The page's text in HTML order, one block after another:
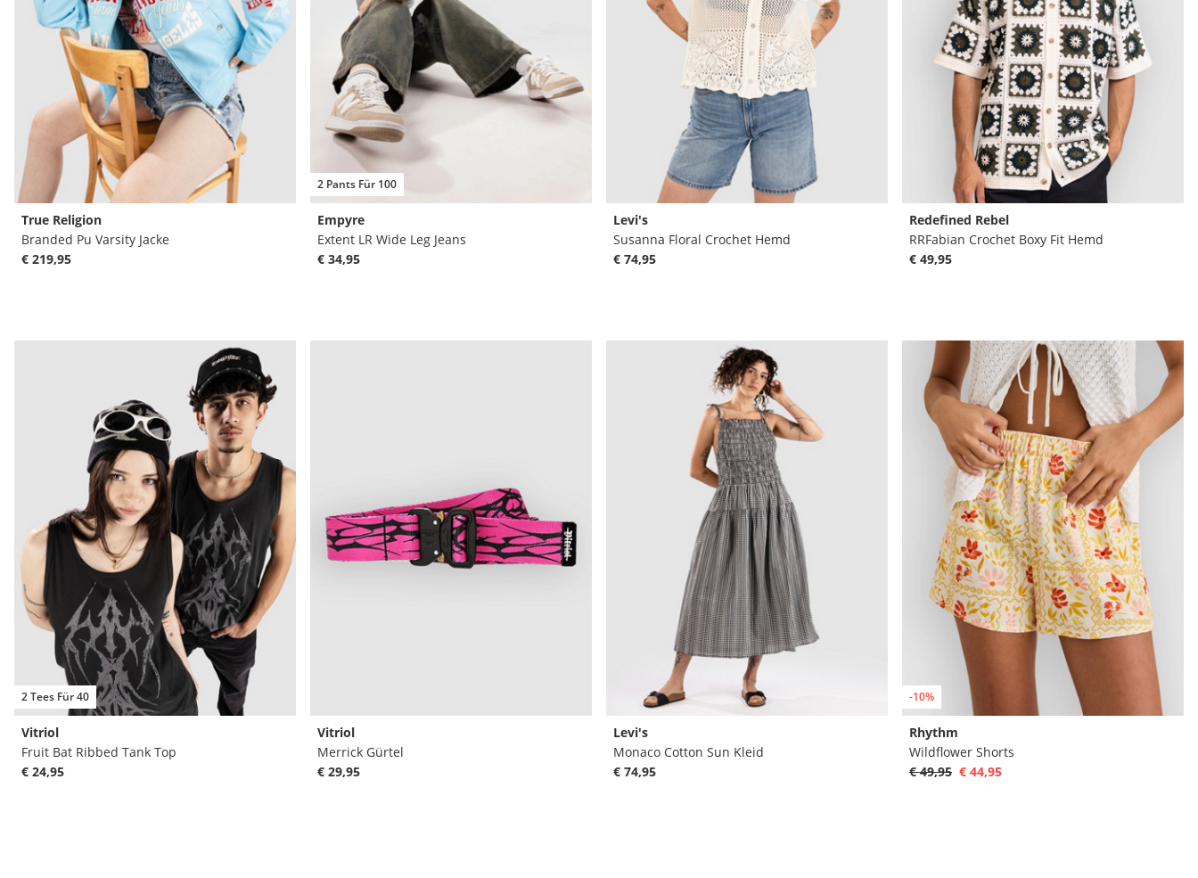
True Religion
Branded Pu Varsity Jacke
€ 219,95
2 Pants Für 100
Empyre
Extent LR Wide Leg Jeans
€ 34,95
Levi's
Susanna Floral Crochet Hemd
€ 74,95
Redefined Rebel
RRFabian Crochet Boxy Fit Hemd
€ 49,95
2 Tees Für 40
Vitriol
Fruit Bat Ribbed Tank Top
€ 24,95
Vitriol
Merrick Gürtel
€ 29,95
Levi's
Monaco Cotton Sun Kleid
€ 74,95
-10%
Rhythm
Wildflower Shorts
€ 49,95 € 44,95